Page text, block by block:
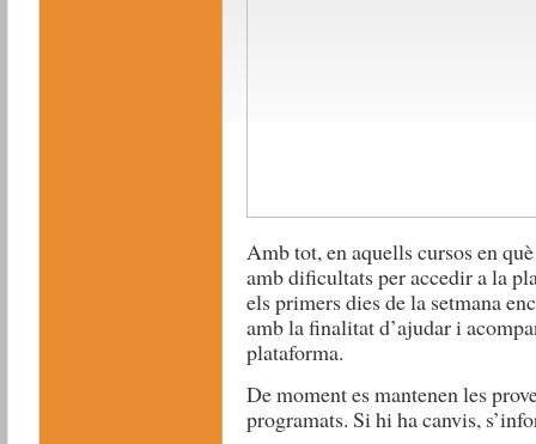
Amb tot, en aquells cursos en
amb dificultats per accedir a la
els primers dies de la setmana
amb la finalitat d’ajudar i
plataforma.
De moment es mantenen les
programats. Si hi ha canvis,